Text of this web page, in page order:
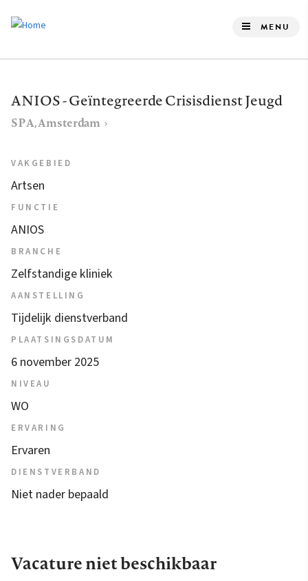
de
gaan
MENU
ANIOS - Geïntegreerde Crisisdienst Jeugd
SPA, Amsterdam
VAKGEBIED
Artsen
FUNCTIE
ANIOS
BRANCHE
Zelfstandige kliniek
AANSTELLING
Tijdelijk dienstverband
PLAATSINGSDATUM
6 november 2025
NIVEAU
WO
ERVARING
Ervaren
DIENSTVERBAND
Niet nader bepaald
Vacature niet beschikbaar